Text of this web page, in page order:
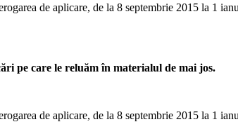
de aplicare, de la 8 septembrie 2015 la 1
pe care le reluăm în materialul de mai jos.
de aplicare, de la 8 septembrie 2015 la 1